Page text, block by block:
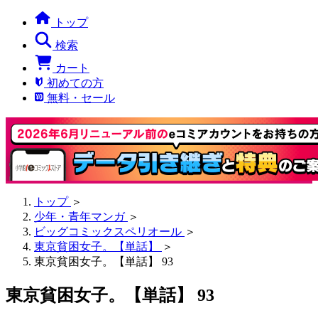
トップ
検索
カート
初めての方
無料・セール
トップ ＞
少年・青年マンガ ＞
ビッグコミックスペリオール ＞
東京貧困女子。【単話】
＞
東京貧困女子。【単話】 93
東京貧困女子。【単話】 93